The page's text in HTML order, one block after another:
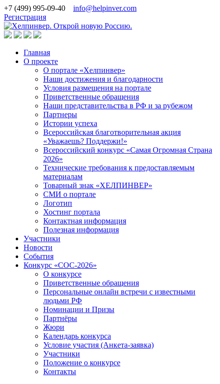
+7 (499) 995-09-40
info@helpinver.com
Регистрация
Главная
О проекте
О портале «Хелпинвер»
Наши достижения и благодарности
Условия размещения на портале
Приветственные обращения
Наши представительства в РФ и за рубежом
Партнеры
Истории успеха
Всероссийская благотворительная акция
«Уважаешь? Поддержи!»
Всероссийский конкурс «Самая Огромная Страна
2026»
Технические требования к предоставляемым
материалам
Товарный знак «ХЕЛПИНВЕР»
СМИ о портале
Логотип
Хостинг портала
Контактная информация
Полезная информация
Участники
Новости
События
Конкурс «СОС-2026»
О конкурсе
Приветственные обращения
Персональные онлайн встречи с известными
людьми РФ
Номинации и Призы
Партнёры
Жюри
Календарь конкурса
Условие участия (Анкета-заявка)
Участники
Положение о конкурсе
Контакты